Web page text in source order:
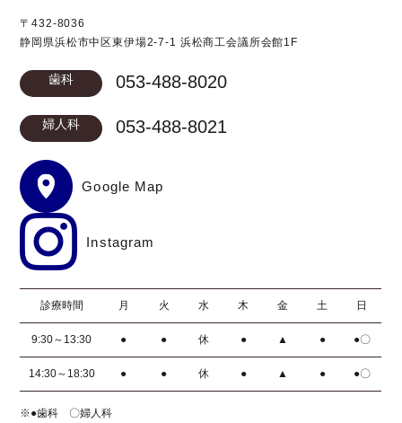
〒432-8036
静岡県浜松市中区東伊場2-7-1 浜松商工会議所会館1F
歯科 053-488-8020
婦人科 053-488-8021
Google Map
Instagram
診療時間 月 火 水 木 金 土 日
9:30～13:30 ● ● 休 ● ▲ ● ●〇
14:30～18:30 ● ● 休 ● ▲ ● ●〇
※●歯科 〇婦人科